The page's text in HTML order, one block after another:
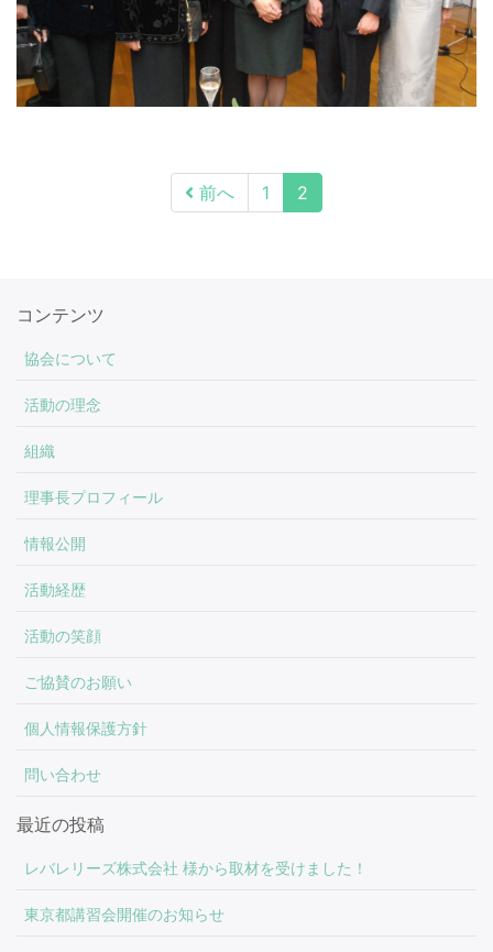
ー
ジ
り
前へ 1 2
コンテンツ
協会について
活動の理念
組織
理事長プロフィール
情報公開
活動経歴
活動の笑顔
ご協賛のお願い
個人情報保護方針
問い合わせ
最近の投稿
レバレリーズ株式会社 様から取材を受けました！
東京都講習会開催のお知らせ